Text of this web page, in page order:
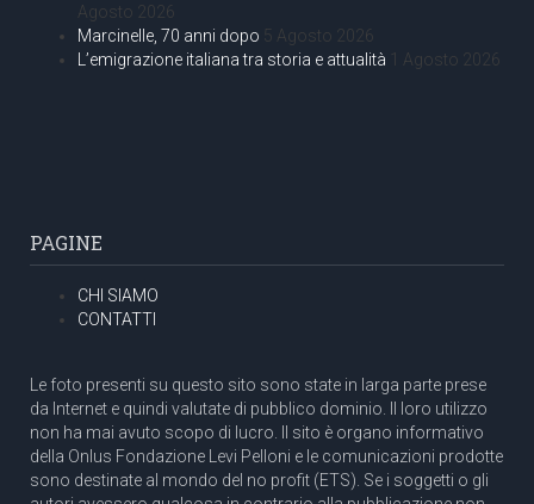
Agosto 2026
Marcinelle, 70 anni dopo 5 Agosto 2026
L’emigrazione italiana tra storia e attualità 1 Agosto 2026
PAGINE
CHI SIAMO
CONTATTI
Le foto presenti su questo sito sono state in larga parte prese
da Internet e quindi valutate di pubblico dominio. Il loro utilizzo
non ha mai avuto scopo di lucro. Il sito è organo informativo
della Onlus Fondazione Levi Pelloni e le comunicazioni prodotte
sono destinate al mondo del no profit (ETS). Se i soggetti o gli